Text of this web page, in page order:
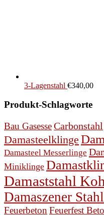
3-Lagenstahl €340,00
Produkt-Schlagworte
Bau GasesseCarbonstahl
Damasteelklinge
Damasteel Messerlinge
Miniklinge
Damaststahl
Damaszener Stahl
Feuerbeton Feuerfest